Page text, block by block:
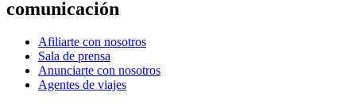
comunicación
Afiliarte con nosotros
Sala de prensa
Anunciarte con nosotros
Agentes de viajes